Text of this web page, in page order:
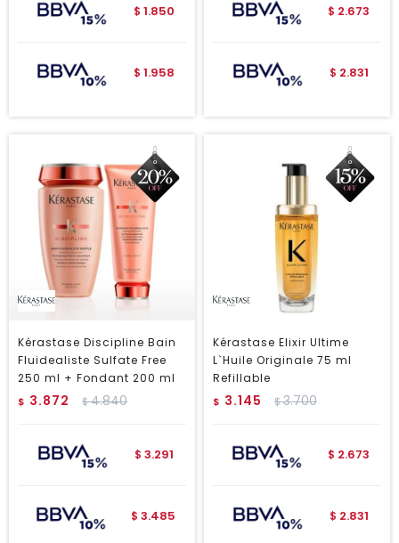
$ 1.850
$ 1.958
$ 2.673
$ 2.831
Kérastase Discipline Bain
Fluidealiste Sulfate Free
250 ml + Fondant 200 ml
$ 3.872 $4.840
$ 3.291
$ 3.485
Kérastase Elixir Ultime
L`Huile Originale 75 ml
Refillable
$ 3.145 $3.700
$ 2.673
$ 2.831